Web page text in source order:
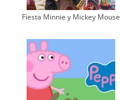
Fiesta Minnie y Mickey Mouse